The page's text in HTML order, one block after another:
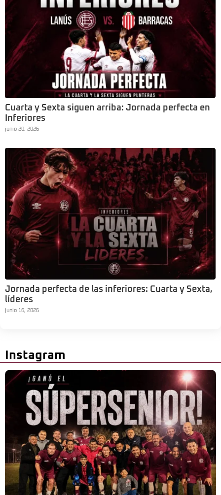
Cuarta y Sexta siguen arriba: Jornada perfecta en
Inferiores
junio 20, 2026
Jornada perfecta de las inferiores: Cuarta y Sexta,
líderes
junio 16, 2026
Instagram